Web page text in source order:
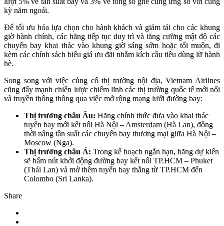
kỳ năm ngoái.
Để tối ưu hóa lựa chọn cho hành khách và giảm tải cho các khung
giờ hành chính, các hãng tiếp tục duy trì và tăng cường mật độ các
chuyến bay khai thác vào khung giờ sáng sớm hoặc tối muộn, đi
kèm các chính sách biểu giá ưu đãi nhằm kích cầu tiêu dùng lữ hành
hè.
Song song với việc củng cố thị trường nội địa, Vietnam Airlines
cũng đẩy mạnh chiến lược chiếm lĩnh các thị trường quốc tế mới nổi
và truyền thống thông qua việc mở rộng mạng lưới đường bay:
Thị trường châu Âu: Hãng chính thức đưa vào khai thác
tuyến bay mới kết nối Hà Nội – Amsterdam (Hà Lan), đồng
thời nâng tần suất các chuyến bay thương mại giữa Hà Nội –
Moscow (Nga).
Thị trường châu Á: Trong kế hoạch ngắn hạn, hãng dự kiến
sẽ bấm nút khởi động đường bay kết nối TP.HCM – Phuket
(Thái Lan) và mở thêm tuyến bay thẳng từ TP.HCM đến
Colombo (Sri Lanka).
Share